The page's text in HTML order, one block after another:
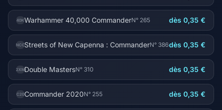
40KWarhammer 40,000 CommanderN° 265 dès 0,35 €
NCCStreets of New Capenna : CommanderN° 386dès 0,35 €
2XMDouble MastersN° 310 dès 0,35 €
C20Commander 2020N° 255 dès 0,35 €